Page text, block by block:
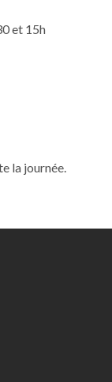
et 15h
la journée.